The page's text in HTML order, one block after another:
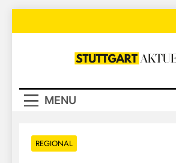
Stuttgart
MENU
REGIONAL